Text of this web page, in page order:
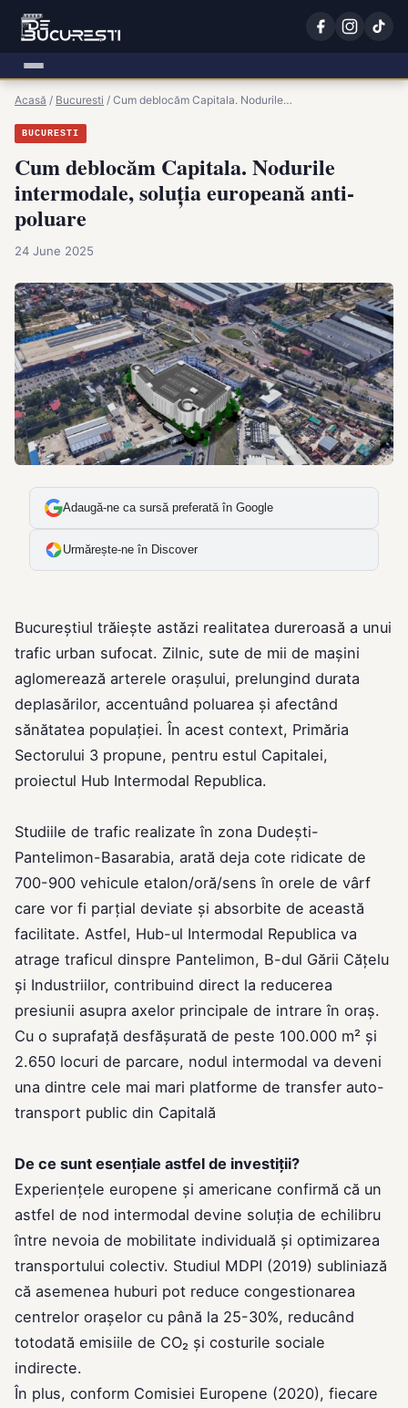
Acasă / Bucuresti / Cum deblocăm Capitala. Nodurile…
BUCURESTI
Cum deblocăm Capitala. Nodurile
intermodale, soluția europeană anti-
poluare
24 June 2025
Adaugă-ne ca sursă preferată în Google
Urmărește-ne în Discover
Bucureștiul trăiește astăzi realitatea dureroasă a unui
trafic urban sufocat. Zilnic, sute de mii de mașini
aglomerează arterele orașului, prelungind durata
deplasărilor, accentuând poluarea și afectând
sănătatea populației. În acest context, Primăria
Sectorului 3 propune, pentru estul Capitalei,
proiectul Hub Intermodal Republica.
Studiile de trafic realizate în zona Dudești-
Pantelimon-Basarabia, arată deja cote ridicate de
700-900 vehicule etalon/oră/sens în orele de vârf
care vor fi parțial deviate și absorbite de această
facilitate. Astfel, Hub-ul Intermodal Republica va
atrage traficul dinspre Pantelimon, B-dul Gării Cățelu
și Industriilor, contribuind direct la reducerea
presiunii asupra axelor principale de intrare în oraș.
Cu o suprafață desfășurată de peste 100.000 m² și
2.650 locuri de parcare, nodul intermodal va deveni
una dintre cele mai mari platforme de transfer auto-
transport public din Capitală
De ce sunt esențiale astfel de investiții?
Experiențele europene și americane confirmă că un
astfel de nod intermodal devine soluția de echilibru
între nevoia de mobilitate individuală și optimizarea
transportului colectiv. Studiul MDPI (2019) subliniază
că asemenea huburi pot reduce congestionarea
centrelor orașelor cu până la 25-30%, reducând
totodată emisiile de CO₂ și costurile sociale
indirecte.
În plus, conform Comisiei Europene (2020), fiecare